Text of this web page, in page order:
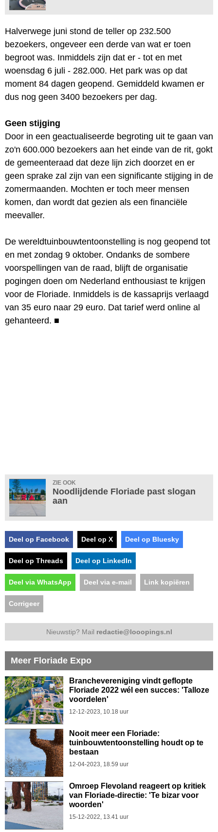
Halverwege juni stond de teller op 232.500
bezoekers, ongeveer een derde van wat er toen
begroot was. Inmiddels zijn dat er - tot en met
woensdag 6 juli - 282.000. Het park was op dat
moment 84 dagen geopend. Gemiddeld kwamen er
dus nog geen 3400 bezoekers per dag.
Geen stijging
Door in een geactualiseerde begroting uit te gaan van
zo'n 600.000 bezoekers aan het einde van de rit, gokt
de gemeenteraad dat deze lijn zich doorzet en er
geen sprake zal zijn van een significante stijging in de
zomermaanden. Mochten er toch meer mensen
komen, dan wordt dat gezien als een financiële
meevaller.
De wereldtuinbouwtentoonstelling is nog geopend tot
en met zondag 9 oktober. Ondanks de sombere
voorspellingen van de raad, blijft de organisatie
pogingen doen om Nederland enthousiast te krijgen
voor de Floriade. Inmiddels is de kassaprijs verlaagd
van 35 euro naar 29 euro. Dat tarief werd online al
gehanteerd. ■
ZIE OOK
Noodlijdende Floriade past slogan
aan
Deel op Facebook Deel op X Deel op Bluesky
Deel op Threads Deel op LinkedIn
Deel via WhatsApp Deel via e-mail Link kopiëren
Corrigeer
Nieuwstip? Mail redactie@looopings.nl
Meer Floriade Expo
Branchevereniging vindt geflopte
Floriade 2022 wél een succes: 'Talloze
voordelen'
12-12-2023, 10.18 uur
Nooit meer een Floriade:
tuinbouwtentoonstelling houdt op te
bestaan
12-04-2023, 18.59 uur
Omroep Flevoland reageert op kritiek
van Floriade-directie: 'Te bizar voor
woorden'
15-12-2022, 13.41 uur